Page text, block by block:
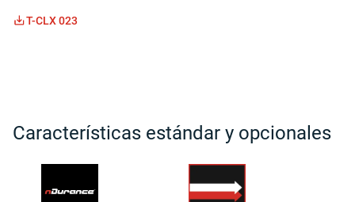
T-CLX 023
Características estándar y opcionales